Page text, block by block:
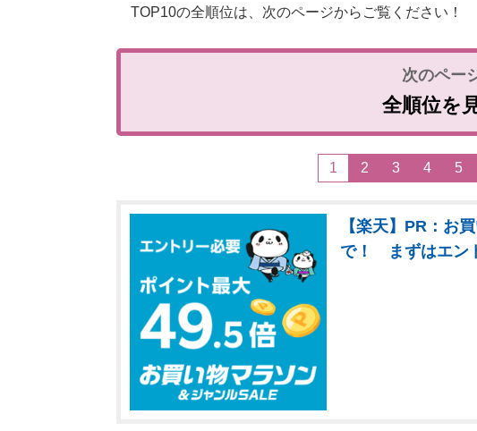
TOP10の全順位は、次のページからご覧ください！
全順位を
1 2 3 4 5
【楽天】PR：お
で！ まずはエン